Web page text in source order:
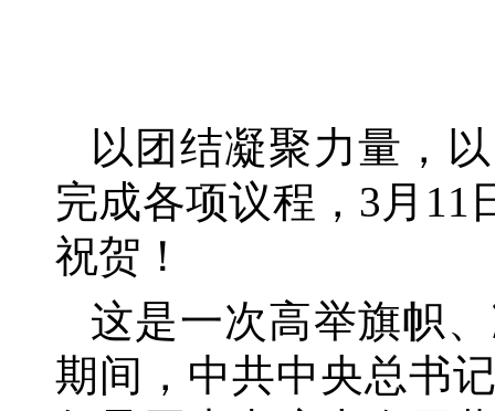
以团结凝聚力量，
完成各项议程， 3月11
祝贺！
这是一次高举旗帜
期间，中共中央总书